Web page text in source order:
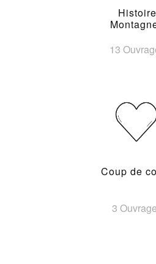
Histoire
13
Coup de
3